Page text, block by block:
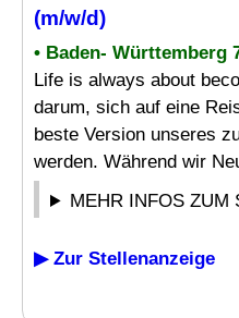
(m/w/d)
• Baden- Württemberg
Life is always about
darum, sich auf eine
beste Version unseres
werden. Während wir
MEHR INFOS ZUM
▶ Zur Stellenanzeige